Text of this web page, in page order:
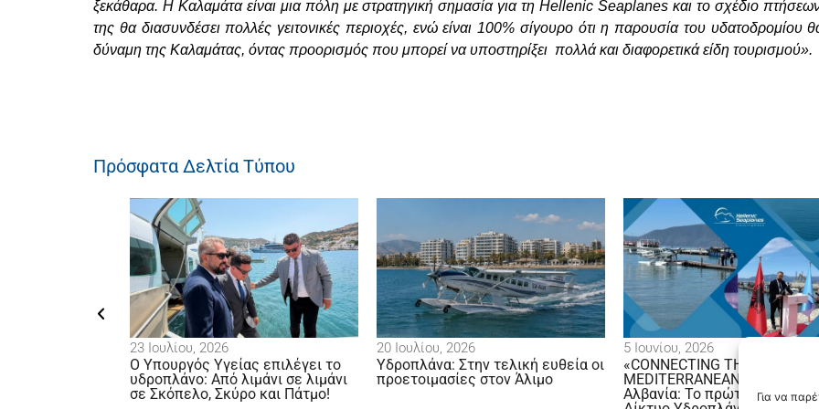
Για να
ξεκάθαρα. Η Καλαμάτα είναι μια πόλη με στρατηγική σημασία για τη Hellenic Seaplanes και το σχέδιο
της θα διασυνδέσει πολλές γειτονικές περιοχές, ενώ είναι 100% σίγουρο ότι η παρουσία του υδατοδρομίου
δύναμη της Καλαμάτας, όντας προορισμός που μπορεί να υποστηρίξει πολλά και διαφορετικά είδη τουρισμού».
Πρόσφατα Δελτία Τύπου
23 Ιουλίου, 2026
Ο Υπουργός Υγείας επιλέγει το
υδροπλάνο: Από λιμάνι σε λιμάνι
σε Σκόπελο, Σκύρο και Πάτμο!
20 Ιουλίου, 2026
Υδροπλάνα: Στην τελική ευθεία οι
προετοιμασίες στον Άλιμο
5 Ιουνίου, 2026
«CONNECTING THE
MEDITERRANEAN» Ελλάδα –
Αλβανία: Το πρώτο βήμα για